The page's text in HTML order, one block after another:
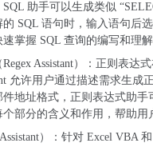
助手可以生成类似
SQL 语句时，输入语句后
掌握 SQL 查询的编写和理解
Assistant）
：正则表达
允许用户通过描述需求生
地址格式，正则表达式助
部分的含义和作用，帮助用
）
：针对 Excel VBA